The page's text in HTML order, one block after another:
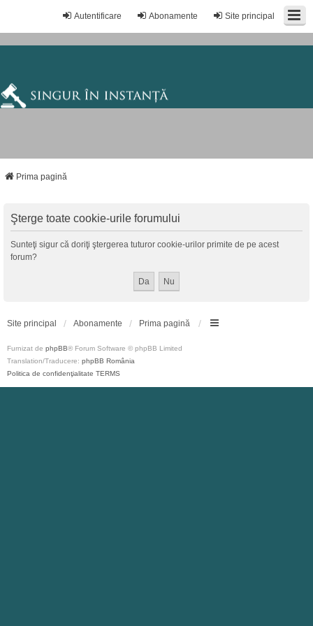
Site principal
Abonamente
Autentificare
Prima pagină
Şterge toate cookie-urile forumului
Sunteţi sigur că doriţi ştergerea tuturor cookie-urilor primite de pe acest
forum?
Site principal Abonamente Prima pagină
Furnizat de phpBB® Forum Software © phpBB Limited
Translation/Traducere: phpBB România
Politica de confidenţialitate TERMS